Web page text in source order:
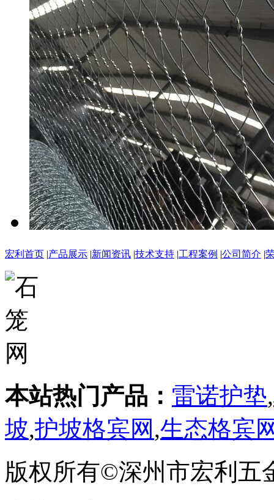
宏利首页 |产品展示 |新闻资讯 |技术支持 |工程案例 |公司简介 |
本站热门产品： 雷诺护垫,
坡,护坡格宾网 ,生态格宾
版权所有©深州市宏利五